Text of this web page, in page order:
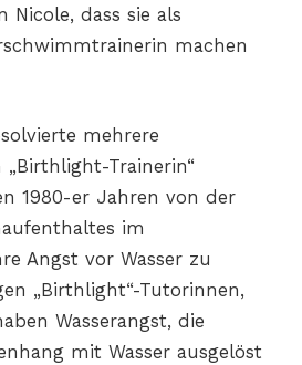
dass sie als
machen
mehrere
Trainerin“
1980-er Jahren von der
im
Angst vor Wasser zu
„Birthlight“-Tutorinnen,
Wasserangst, die
mit Wasser ausgelöst